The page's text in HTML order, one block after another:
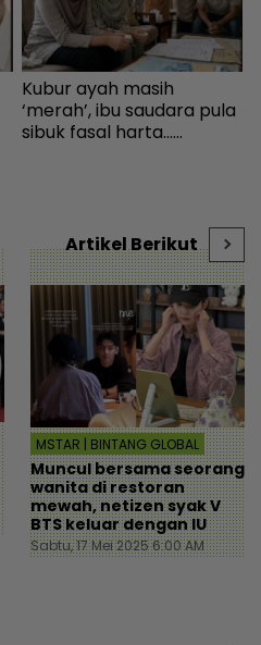
Kubur ayah masih
‘merah’, ibu saudara pula
sibuk fasal harta...
Artikel Berikut
MSTAR | BINTANG GLOBAL
Muncul bersama seorang
wanita di restoran
mewah, netizen syak V
BTS keluar dengan IU
Sabtu, 17 Mei 2025 6:00 AM